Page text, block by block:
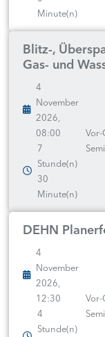
Minute(n)
Blitz-,
Gas- und
4
November
2026,
08:00
7
Stunde(n)
30
Minute(n)
Vor-
DEHN
4
November
2026,
12:30
4
Stunde(n)
Vor-